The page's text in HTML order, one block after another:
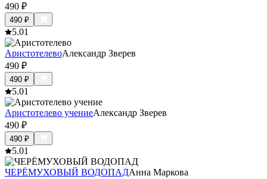
490 ₽
490 ₽
5.01
АристотелевоАлександр Зверев
490 ₽
490 ₽
5.01
Аристотелево учениеАлександр Зверев
490 ₽
490 ₽
5.01
ЧЕРЁМУХОВЫЙ ВОДОПАДАнна Маркова